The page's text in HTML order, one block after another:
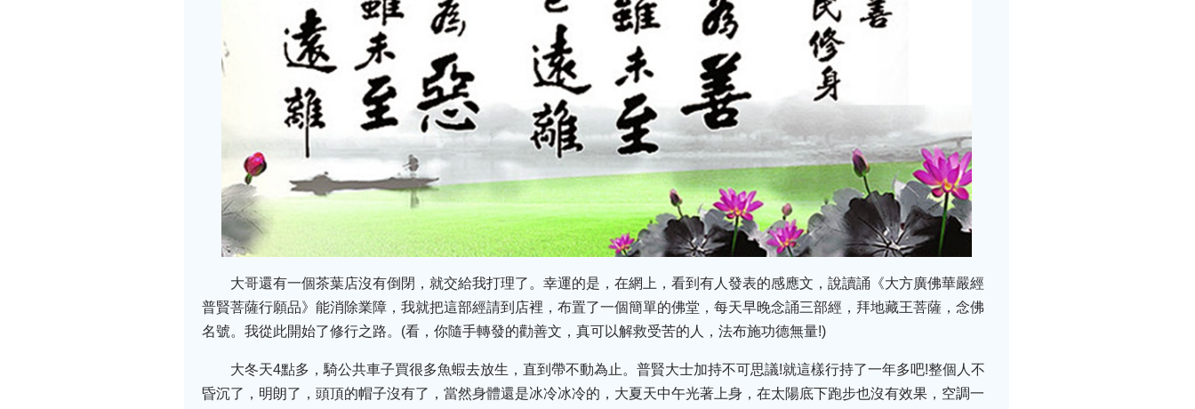
大哥還有一個茶葉店沒有倒閉，就交給我打理了。幸運的是，在網上，看到有人發表的感應文，說讀誦《大方廣佛華嚴經
普賢菩薩行願品》能消除業障，我就把這部經請到店裡，布置了一個簡單的佛堂，每天早晚念誦三部經，拜地藏王菩薩，念佛
名號。我從此開始了修行之路。(看，你隨手轉發的勸善文，真可以解救受苦的人，法布施功德無量!)
大冬天4點多，騎公共車子買很多魚蝦去放生，直到帶不動為止。普賢大士加持不可思議!就這樣行持了一年多吧!整個人不
昏沉了，明朗了，頭頂的帽子沒有了，當然身體還是冰冷冰冷的，大夏天中午光著上身，在太陽底下跑步也沒有效果，空調一